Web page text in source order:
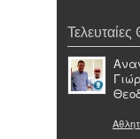
Τελευταίες